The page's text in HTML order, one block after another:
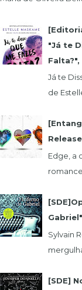
"Já te
Já te
de
Uma
amor. P...
Edge, a
popular
its...
Sylvain
sem
[SDE]